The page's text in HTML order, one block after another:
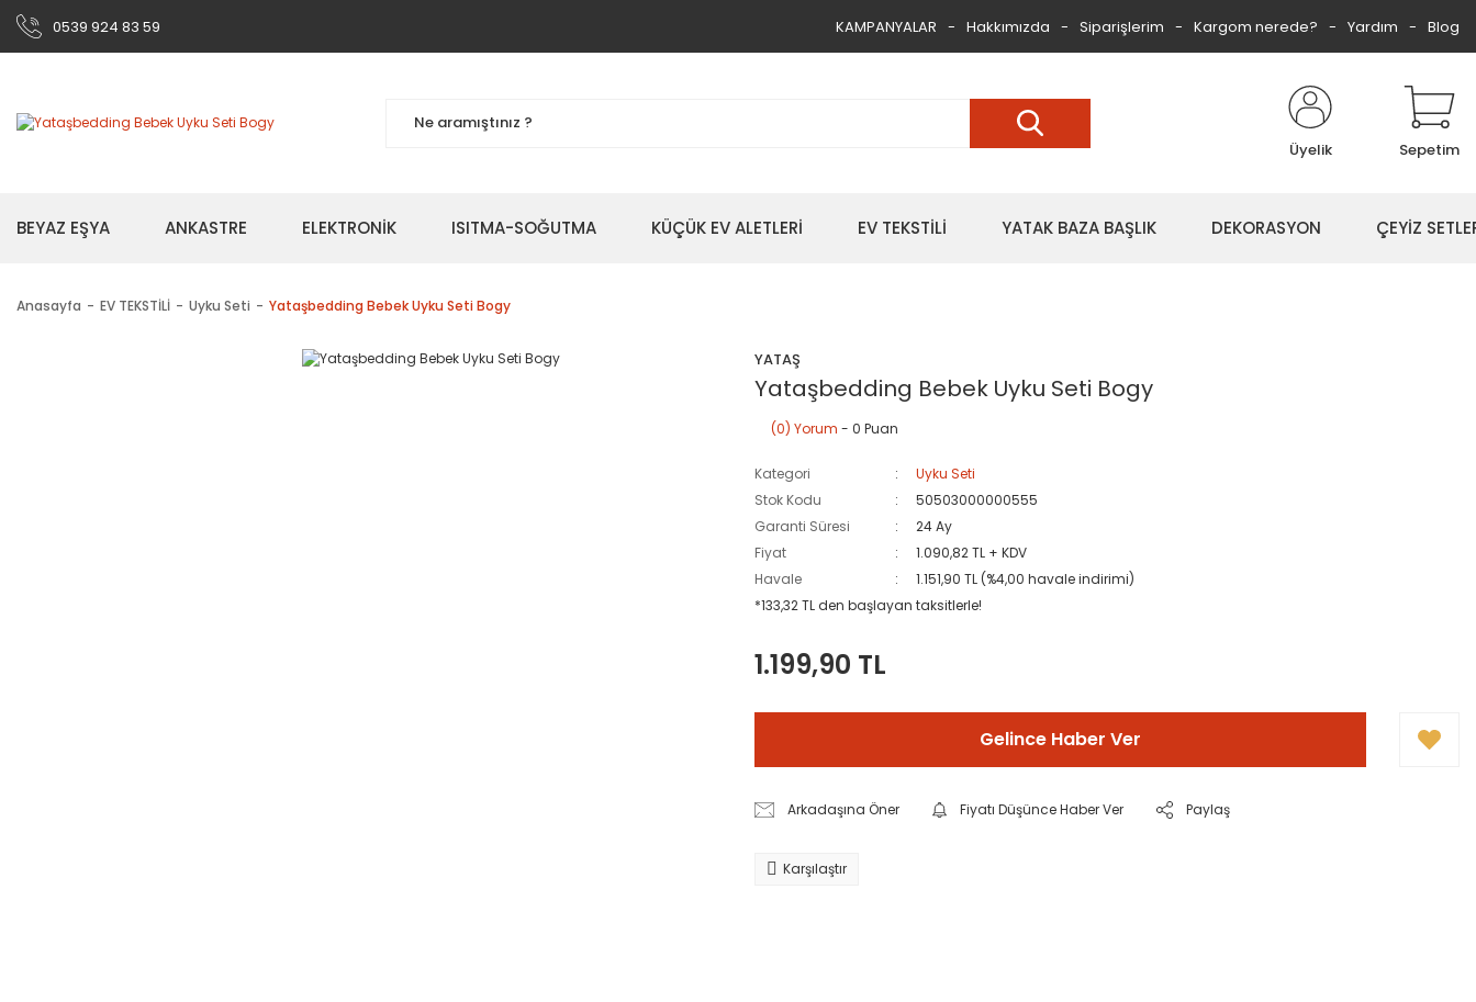
0539 924 83 59 KAMPANYALAR Hakkımızda Siparişlerim Kargom nerede? Yardım Blog
Üyelik Sepetim
BEYAZ EŞYA ANKASTRE ELEKTRONİK ISITMA-SOĞUTMA KÜÇÜK EV ALETLERİ EV TEKSTİLİ YATAK BAZA BAŞLIK DEKORASYON ÇEYİZ
Anasayfa EV TEKSTİLİ Uyku Seti Yataşbedding Bebek Uyku Seti Bogy
YATAŞ
Yataşbedding Bebek Uyku Seti Bogy
(0) Yorum - 0 Puan
Kategori
Uyku Seti
Stok Kodu
50503000000555
Garanti Süresi
24 Ay
Fiyat
1.090,82 TL + KDV
Havale
1.151,90 TL (%4,00 havale indirimi)
*133,32 TL den başlayan taksitlerle!
1.199,90 TL
Gelince Haber Ver
Arkadaşına Öner Fiyatı Düşünce Haber Ver Paylaş
Karşılaştır